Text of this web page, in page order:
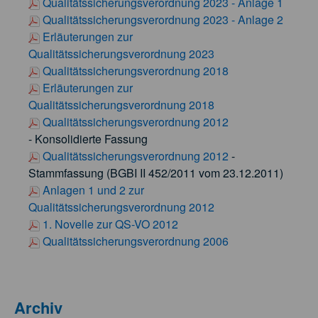
Qualitätssicherungsverordnung 2023 - Anlage 2
Erläuterungen zur
Qualitätssicherungsverordnung 2023
Qualitätssicherungsverordnung 2018
Erläuterungen zur
Qualitätssicherungsverordnung 2018
Qualitätssicherungsverordnung 2012
- Konsolidierte Fassung
Qualitätssicherungsverordnung 2012 -
Stammfassung (BGBI II 452/2011 vom 23.12.2011)
Anlagen 1 und 2 zur
Qualitätssicherungsverordnung 2012
1. Novelle zur QS-VO 2012
Qualitätssicherungsverordnung 2006
Archiv